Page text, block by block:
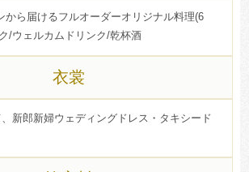
から届けるフルオーダーオリジナル料理(6
/ウェルカムドリンク/乾杯酒
衣裳
新郎新婦ウェディングドレス・タキシード